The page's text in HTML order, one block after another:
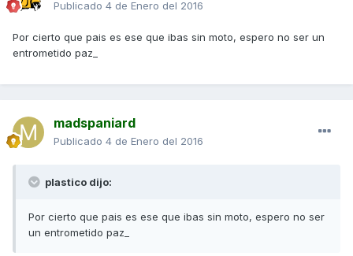
Publicado 4 de Enero del 2016
Por cierto que pais es ese que ibas sin moto, espero no ser un
entrometido paz_
madspaniard
Publicado 4 de Enero del 2016
plastico dijo:
Por cierto que pais es ese que ibas sin moto, espero no ser
un entrometido paz_